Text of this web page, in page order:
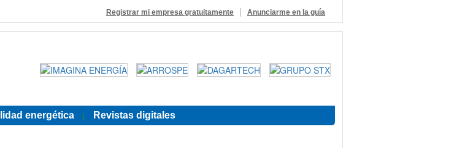
Registrar mi empresa gratuitamente | Anunciarme en la guía
energética | Revistas digitales